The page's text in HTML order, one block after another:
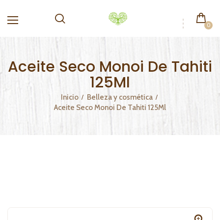
0
Aceite Seco Monoi De Tahiti
125Ml
Inicio
Belleza y cosmética
Aceite Seco Monoi De Tahiti 125Ml